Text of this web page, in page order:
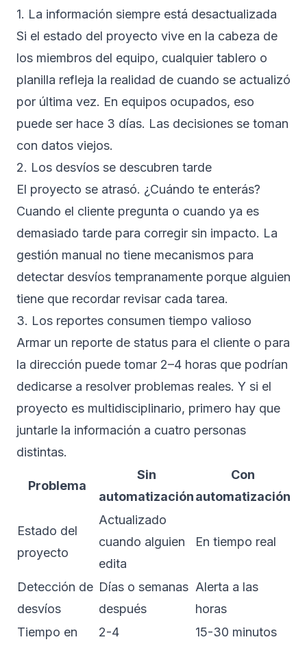
1. La información siempre está desactualizada
Si el estado del proyecto vive en la cabeza de
los miembros del equipo, cualquier tablero o
planilla refleja la realidad de cuando se actualizó
por última vez. En equipos ocupados, eso
puede ser hace 3 días. Las decisiones se toman
con datos viejos.
2. Los desvíos se descubren tarde
El proyecto se atrasó. ¿Cuándo te enterás?
Cuando el cliente pregunta o cuando ya es
demasiado tarde para corregir sin impacto. La
gestión manual no tiene mecanismos para
detectar desvíos tempranamente porque alguien
tiene que recordar revisar cada tarea.
3. Los reportes consumen tiempo valioso
Armar un reporte de status para el cliente o para
la dirección puede tomar 2–4 horas que podrían
dedicarse a resolver problemas reales. Y si el
proyecto es multidisciplinario, primero hay que
juntarle la información a cuatro personas
distintas.
Problema
Sin
automatización
Con
automatización
Estado del
proyecto
Actualizado
cuando alguien
edita
En tiempo real
Detección de
desvíos
Días o semanas
después
Alerta a las
horas
Tiempo en
2-4
15-30 minutos